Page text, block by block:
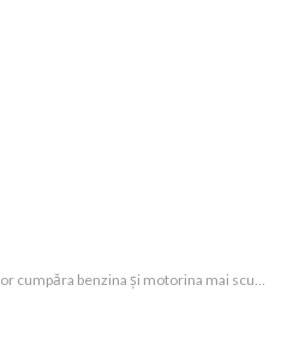
benzina și motorina mai scump decât azi